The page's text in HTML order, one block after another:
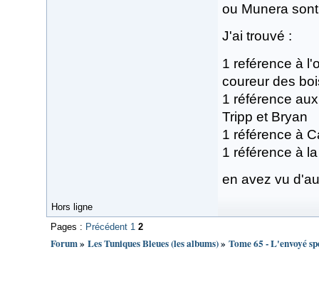
ou Munera
J'ai trouvé :
1 reférence à
coureur des
1 référence
Tripp et Bryan
1 référence à
1 référence à
en avez vu
Hors ligne
Pages : Précédent 1 2
Forum» Les Tuniques Bleues (les albums)» Tome 65 - L'envoyé